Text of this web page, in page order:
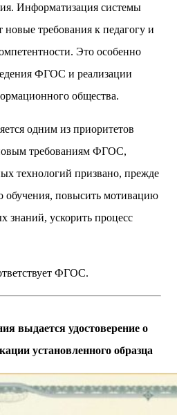
Информатизация системы
новые требования к педагогу и
Это особенно
ФГОС и реализации
общества.
одним из приоритетов
требованиям ФГОС,
технологий призвано, прежде
обучения, повысить мотивацию
знаний, ускорить процесс
ФГОС.
выдается удостоверение о
установленного образца